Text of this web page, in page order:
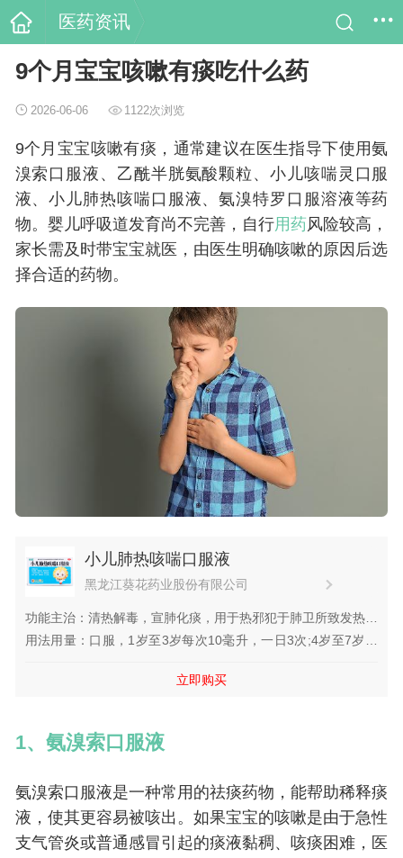
医药资讯
9个月宝宝咳嗽有痰吃什么药
2026-06-06 1122次浏览
9个月宝宝咳嗽有痰，通常建议在医生指导下使用氨
溴索口服液、乙酰半胱氨酸颗粒、小儿咳喘灵口服
液、小儿肺热咳喘口服液、氨溴特罗口服溶液等药
物。婴儿呼吸道发育尚不完善，自行用药风险较高，
家长需及时带宝宝就医，由医生明确咳嗽的原因后选
择合适的药物。
小儿肺热咳喘口服液
黑龙江葵花药业股份有限公司
功能主治：清热解毒，宣肺化痰，用于热邪犯于肺卫所致发热汗
出，微恶风寒，咳嗽，痰黄，或兼喘息，口干而渴。
用法用量：口服，1岁至3岁每次10毫升，一日3次;4岁至7岁每
立即购买
1、氨溴索口服液
氨溴索口服液是一种常用的祛痰药物，能帮助稀释痰
液，使其更容易被咳出。如果宝宝的咳嗽是由于急性
支气管炎或普通感冒引起的痰液黏稠、咳痰困难，医